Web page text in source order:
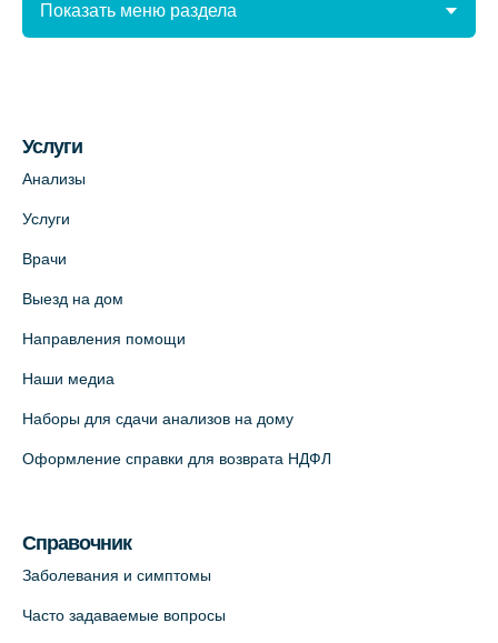
Показать меню раздела
Услуги
Анализы
Услуги
Врачи
Выезд на дом
Направления помощи
Наши медиа
Наборы для сдачи анализов на дому
Оформление справки для возврата НДФЛ
Справочник
Заболевания и симптомы
Часто задаваемые вопросы